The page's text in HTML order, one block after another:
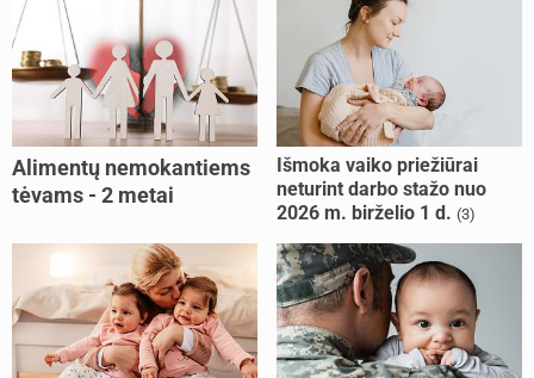
Alimentų nemokantiems
tėvams - 2 metai
Išmoka vaiko priežiūrai
neturint darbo stažo nuo
2026 m. birželio 1 d. (3)